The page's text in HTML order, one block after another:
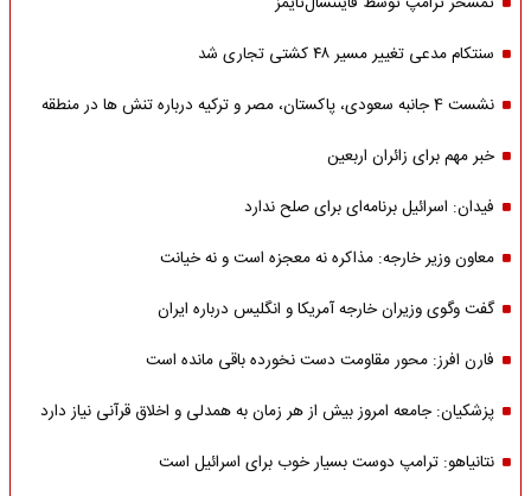
سنتکام مدعی تغییر مسیر ۴۸ کشتی تجاری شد
نشست 4 جانبه سعودی، پاکستان، مصر و ترکیه درباره تنش ها در منطقه
خبر مهم برای زائران اربعین
فیدان: اسرائیل برنامه‌ای برای صلح ندارد
معاون وزیر خارجه: مذاکره نه معجزه است و نه خیانت
گفت وگوی وزیران خارجه آمریکا و انگلیس درباره ایران
فارن افرز: محور مقاومت دست نخورده باقی مانده است
پزشکیان: جامعه امروز بیش از هر زمان به همدلی و اخلاق قرآنی نیاز دارد
نتانیاهو: ترامپ دوست بسیار خوب برای اسرائیل است